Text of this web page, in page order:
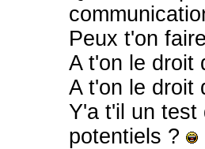
Peux t'on
A t'on le droit
A t'on le droit
Y'a t'il un test
potentiels ?